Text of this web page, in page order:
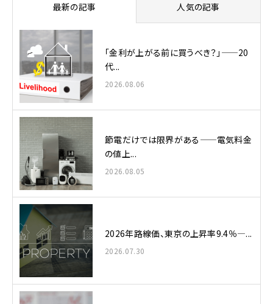
最新の記事 人気の記事
「金利が上がる前に買うべき？」——20
代...
2026.08.06
節電だけでは限界がある——電気料金
の値上...
2026.08.05
2026年路線価、東京の上昇率9.4％—...
2026.07.30